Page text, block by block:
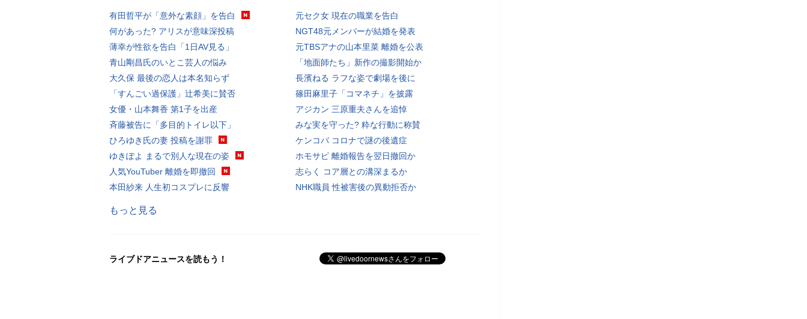
有田哲平が「意外な素顔」を告白
何があった? アリスが意味深投稿
薄幸が性欲を告白「1日AV見る」
青山剛昌氏のいとこ芸人の悩み
大久保 最後の恋人は本名知らず
「すんごい過保護」辻希美に賛否
女優・山本舞香 第1子を出産
斉藤被告に「多目的トイレ以下」
ひろゆき氏の妻 投稿を謝罪
ゆきぽよ まるで別人な現在の姿
人気YouTuber 離婚を即撤回
本田紗来 人生初コスプレに反響
元セク女 現在の職業を告白
NGT48元メンバーが結婚を発表
元TBSアナの山本里菜 離婚を公表
「地面師たち」新作の撮影開始か
長濱ねる ラフな姿で劇場を後に
篠田麻里子「コマネチ」を披露
アジカン 三原重夫さんを追悼
みな実を守った? 粋な行動に称賛
ケンコバ コロナで謎の後遺症
ホモサピ 離婚報告を翌日撤回か
志らく コア層との溝深まるか
NHK職員 性被害後の異動拒否か
もっと見る
ライブドアニュースを読もう！